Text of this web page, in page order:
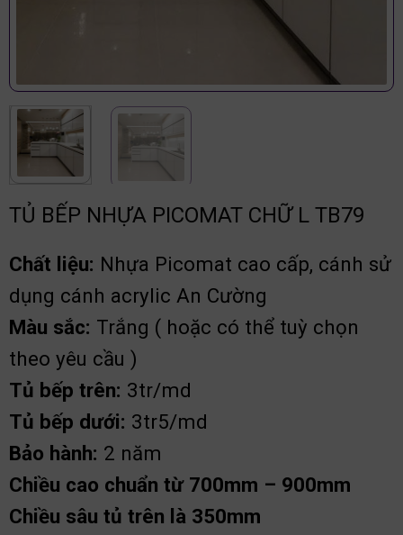
TỦ BẾP NHỰA PICOMAT CHỮ L TB79
Chất liệu: Nhựa Picomat cao cấp, cánh sử
dụng cánh acrylic An Cường
Màu sắc: Trắng ( hoặc có thể tuỳ chọn
theo yêu cầu )
Tủ bếp trên: 3tr/md
Tủ bếp dưới: 3tr5/md
Bảo hành: 2 năm
Chiều cao chuẩn từ 700mm – 900mm
Chiều sâu tủ trên là 350mm